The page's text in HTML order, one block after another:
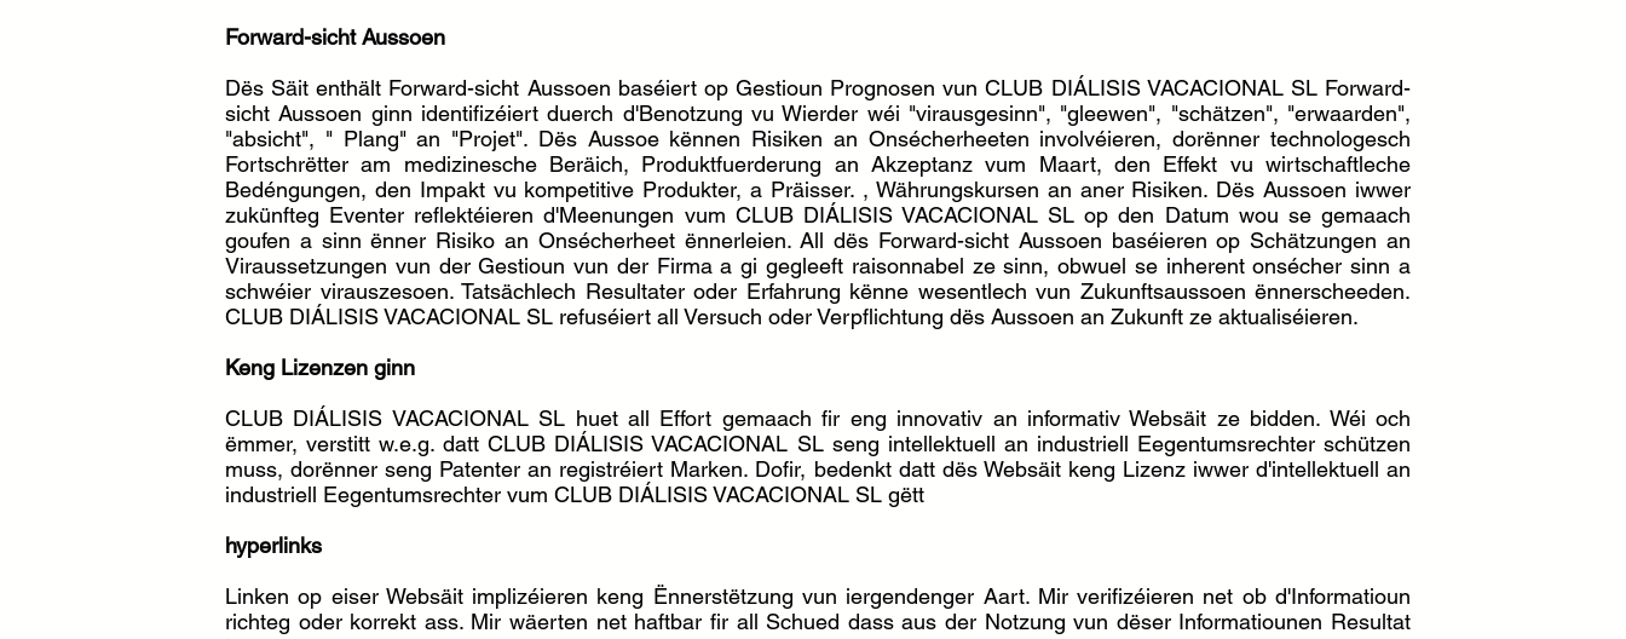
Forward-sicht Aussoen
Dës Säit enthält Forward-sicht Aussoen baséiert op Gestioun Prognosen vun CLUB DIÁLISIS VACACIONAL SL Forward-
sicht Aussoen ginn identifizéiert duerch d'Benotzung vu Wierder wéi "virausgesinn", "gleewen", "schätzen", "erwaarden",
"absicht", " Plang" an "Projet". Dës Aussoe kënnen Risiken an Onsécherheeten involvéieren, dorënner technologesch
Fortschrëtter am medizinesche Beräich, Produktfuerderung an Akzeptanz vum Maart, den Effekt vu wirtschaftleche
Bedéngungen, den Impakt vu kompetitive Produkter, a Präisser. , Währungskursen an aner Risiken. Dës Aussoen iwwer
zukünfteg Eventer reflektéieren d'Meenungen vum CLUB DIÁLISIS VACACIONAL SL op den Datum wou se gemaach
goufen a sinn ënner Risiko an Onsécherheet ënnerleien. All dës Forward-sicht Aussoen baséieren op Schätzungen an
Viraussetzungen vun der Gestioun vun der Firma a gi gegleeft raisonnabel ze sinn, obwuel se inherent onsécher sinn a
schwéier virauszesoen. Tatsächlech Resultater oder Erfahrung kënne wesentlech vun Zukunftsaussoen ënnerscheeden.
CLUB DIÁLISIS VACACIONAL SL refuséiert all Versuch oder Verpflichtung dës Aussoen an Zukunft ze aktualiséieren.
Keng Lizenzen ginn
CLUB DIÁLISIS VACACIONAL SL huet all Effort gemaach fir eng innovativ an informativ Websäit ze bidden. Wéi och
ëmmer, verstitt w.e.g. datt CLUB DIÁLISIS VACACIONAL SL seng intellektuell an industriell Eegentumsrechter schützen
muss, dorënner seng Patenter an registréiert Marken. Dofir, bedenkt datt dës Websäit keng Lizenz iwwer d'intellektuell an
industriell Eegentumsrechter vum CLUB DIÁLISIS VACACIONAL SL gëtt
hyperlinks
Linken op eiser Websäit implizéieren keng Ënnerstëtzung vun iergendenger Aart. Mir verifizéieren net ob d'Informatioun
richteg oder korrekt ass. Mir wäerten net haftbar fir all Schued dass aus der Notzung vun dëser Informatiounen Resultat